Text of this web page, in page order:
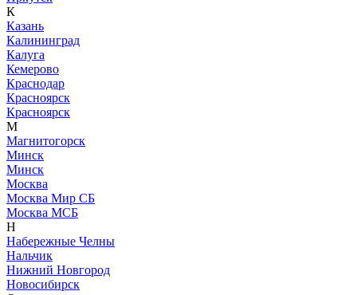
К
Казань
Калининград
Калуга
Кемерово
Краснодар
Красноярск
Красноярск
М
Магнитогорск
Минск
Минск
Москва
Москва Мир СБ
Москва МСБ
Н
Набережные Челны
Нальчик
Нижний Новгород
Новосибирск